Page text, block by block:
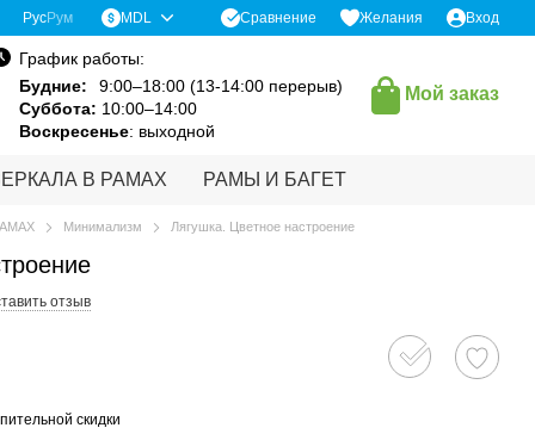
РусРум MDL Сравнение Желания Вход
График работы:
Будние:
9:00–18:00 (13-14:00 перерыв)
Суббота: 10:00–14:00
Воскресенье: выходной
Мой заказ
В РАМАХ РАМЫ И БАГЕТ
Минимализм Лягушка. Цветное настроение
отзыв
скидки